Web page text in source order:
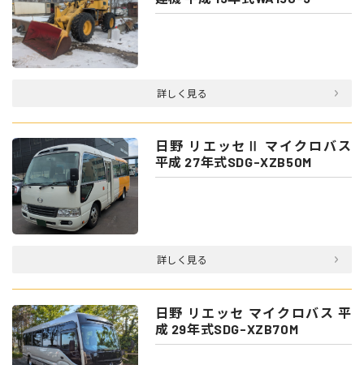
詳しく見る
日野 リエッセⅡ マイクロバス
平成 27年式SDG-XZB50M
詳しく見る
日野 リエッセ マイクロバス 平
成 29年式SDG-XZB70M